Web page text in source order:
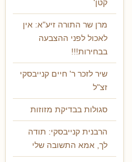
קטן'
מרן שר התורה זיע"א: אין
לאכול לפני ההצבעה
בבחירות!!!
שיר לזכר ר' חיים קנייבסקי
זצ"ל
סגולות בבדיקת מזוזות
הרבנית קנייבסקי: תודה
לך, אמא התשובה שלי